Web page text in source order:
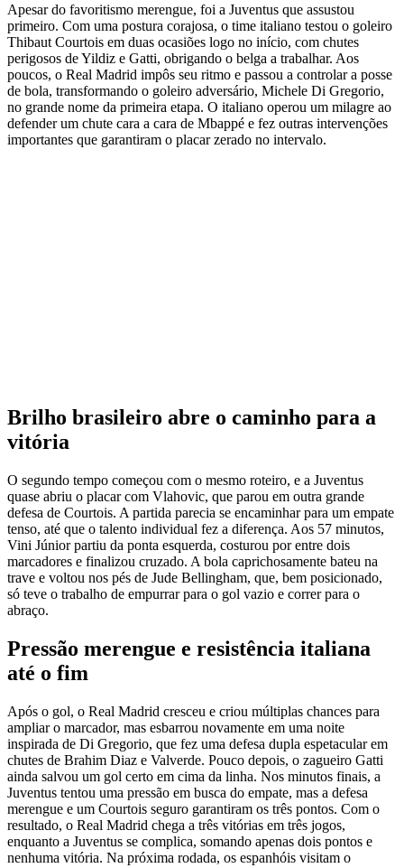
Apesar do favoritismo merengue, foi a Juventus que assustou
primeiro. Com uma postura corajosa, o time italiano testou o goleiro
Thibaut Courtois em duas ocasiões logo no início, com chutes
perigosos de Yildiz e Gatti, obrigando o belga a trabalhar. Aos
poucos, o Real Madrid impôs seu ritmo e passou a controlar a posse
de bola, transformando o goleiro adversário, Michele Di Gregorio,
no grande nome da primeira etapa. O italiano operou um milagre ao
defender um chute cara a cara de Mbappé e fez outras intervenções
importantes que garantiram o placar zerado no intervalo.
Brilho brasileiro abre o caminho para a
vitória
O segundo tempo começou com o mesmo roteiro, e a Juventus
quase abriu o placar com Vlahovic, que parou em outra grande
defesa de Courtois. A partida parecia se encaminhar para um empate
tenso, até que o talento individual fez a diferença. Aos 57 minutos,
Vini Júnior partiu da ponta esquerda, costurou por entre dois
marcadores e finalizou cruzado. A bola caprichosamente bateu na
trave e voltou nos pés de Jude Bellingham, que, bem posicionado,
só teve o trabalho de empurrar para o gol vazio e correr para o
abraço.
Pressão merengue e resistência italiana
até o fim
Após o gol, o Real Madrid cresceu e criou múltiplas chances para
ampliar o marcador, mas esbarrou novamente em uma noite
inspirada de Di Gregorio, que fez uma defesa dupla espetacular em
chutes de Brahim Diaz e Valverde. Pouco depois, o zagueiro Gatti
ainda salvou um gol certo em cima da linha. Nos minutos finais, a
Juventus tentou uma pressão em busca do empate, mas a defesa
merengue e um Courtois seguro garantiram os três pontos. Com o
resultado, o Real Madrid chega a três vitórias em três jogos,
enquanto a Juventus se complica, somando apenas dois pontos e
nenhuma vitória. Na próxima rodada, os espanhóis visitam o